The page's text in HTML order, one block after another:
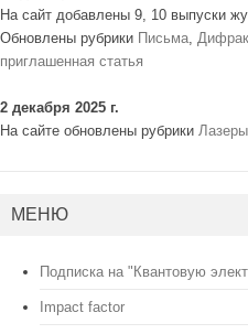
На сайт добавлены 9, 10 выпуски
Обновлены рубрики Письма,
приглашенная статья
2 декабря 2025 г.
На сайте обновлены рубрики Лазеры
МЕНЮ
Подписка на "Квантовую
Impact factor